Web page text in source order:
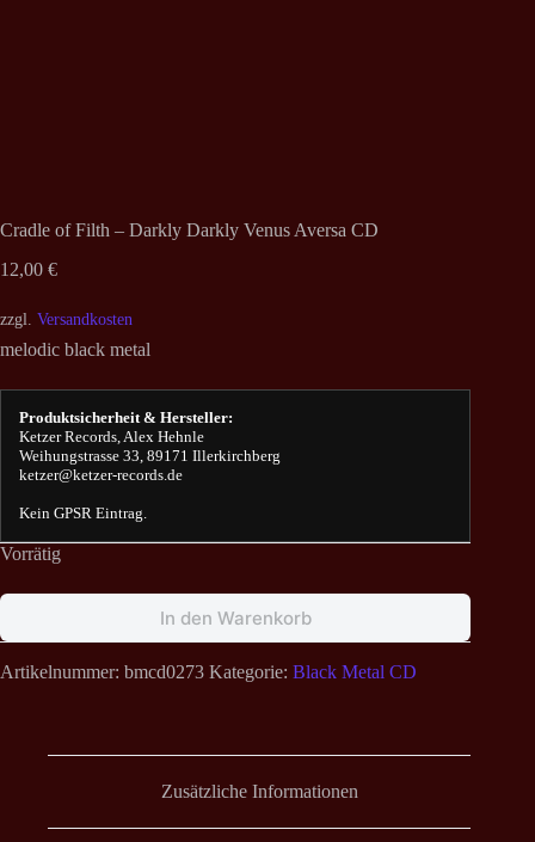
Cradle of Filth – Darkly Darkly Venus Aversa CD
12,00 €
zzgl. Versandkosten
melodic black metal
Produktsicherheit & Hersteller:
Ketzer Records, Alex Hehnle
Weihungstrasse 33, 89171 Illerkirchberg
ketzer@ketzer-records.de
Kein GPSR Eintrag.
Vorrätig
In den Warenkorb
Artikelnummer: bmcd0273 Kategorie: Black Metal CD
Zusätzliche Informationen